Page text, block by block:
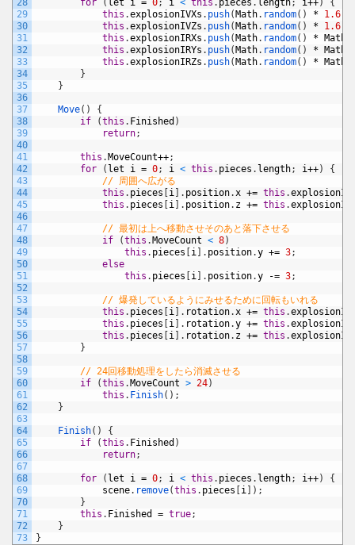
28
29
30
31
32
33
34
35
36
37
38
39
40
41
42
43
44
45
46
47
48
49
50
51
52
53
54
55
56
57
58
59
60
61
62
63
64
65
66
67
68
69
70
71
72
73
for ( let i = 0; i < this . pieces . length; i++)
{
this .explosionIVXs . push( Math. random( ) * 1.6
this .explosionIVZs . push( Math. random( ) * 1.6
this .explosionIRXs . push( Math. random( ) * Math
this .explosionIRYs . push( Math. random( ) * Math
this .explosionIRZs . push( Math. random( ) * Math
}
}
Move( )
{
if
(this . Finished )
return;
this . MoveCount++;
for
( let i = 0; i < this . pieces . length; i++)
{
// 周囲へ広がる
this . pieces i . position.x += this .
this . pieces i . position. z += this .
// 最初は上へ移動させそのあと落下させる
if
(this . MoveCount < 8)
this . pieces i . position.y += 3;
else
this . pieces i . position.y -= 3;
// 爆発しているようにみせるために回転もいれる
this . pieces i . rotation.x += this .
this . pieces i . rotation.y += this .
this . pieces i . rotation. z += this .
}
// 24回移動処理をしたら消滅させる
if
(this . MoveCount > 24)
this . Finish( ) ;
}
Finish( )
{
if
(this . Finished )
return;
for ( let i = 0; i < this . pieces . length; i++)
{
scene. remove(this . pieces i ) ;
}
this . Finished = true;
}
}